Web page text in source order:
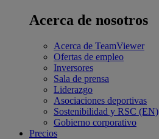
Acerca de nosotros
Acerca de TeamViewer
Ofertas de empleo
Inversores
Sala de prensa
Liderazgo
Asociaciones deportivas
Sostenibilidad y RSC (EN)
Gobierno corporativo
Precios